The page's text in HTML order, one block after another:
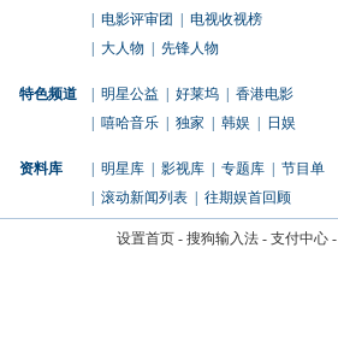
电影评审团
电视收视榜
大人物 先锋人物
特色频道 明星公益 好莱坞
香港电影
嘻哈音乐 独家 韩娱 日娱
资料库 明星库 影视库 专题库
节目单
滚动新闻列表 往期娱首回顾
设置首页- 搜狗输入法- 支付中心-